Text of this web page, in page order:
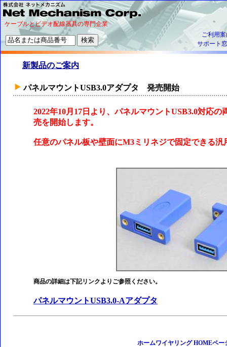
ケーブルとビデオ配線器具の専門企業
ご利用
サポート
新製品のご案内
パネルマウントUSB3.0アダプタ 発売開始
2022年10月17日より、パネルマウントUSB3.0対応
売を開始します。
任意のパネル板や壁面にM3ミリネジで固定できる汎
商品の詳細は下記リンクよりご参照ください。
パネルマウントUSB3.0-Aアダプタ
ホームワイヤリング HOMEペー